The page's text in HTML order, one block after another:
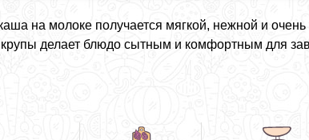
на молоке получается мягкой, нежной и
делает блюдо сытным и комфортным для